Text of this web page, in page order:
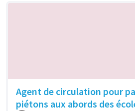
Agent de circulation pour
piétons aux abords des